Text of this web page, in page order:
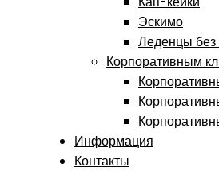
Эскимо
Леденцы без
Корпоративным
Информация
Контакты